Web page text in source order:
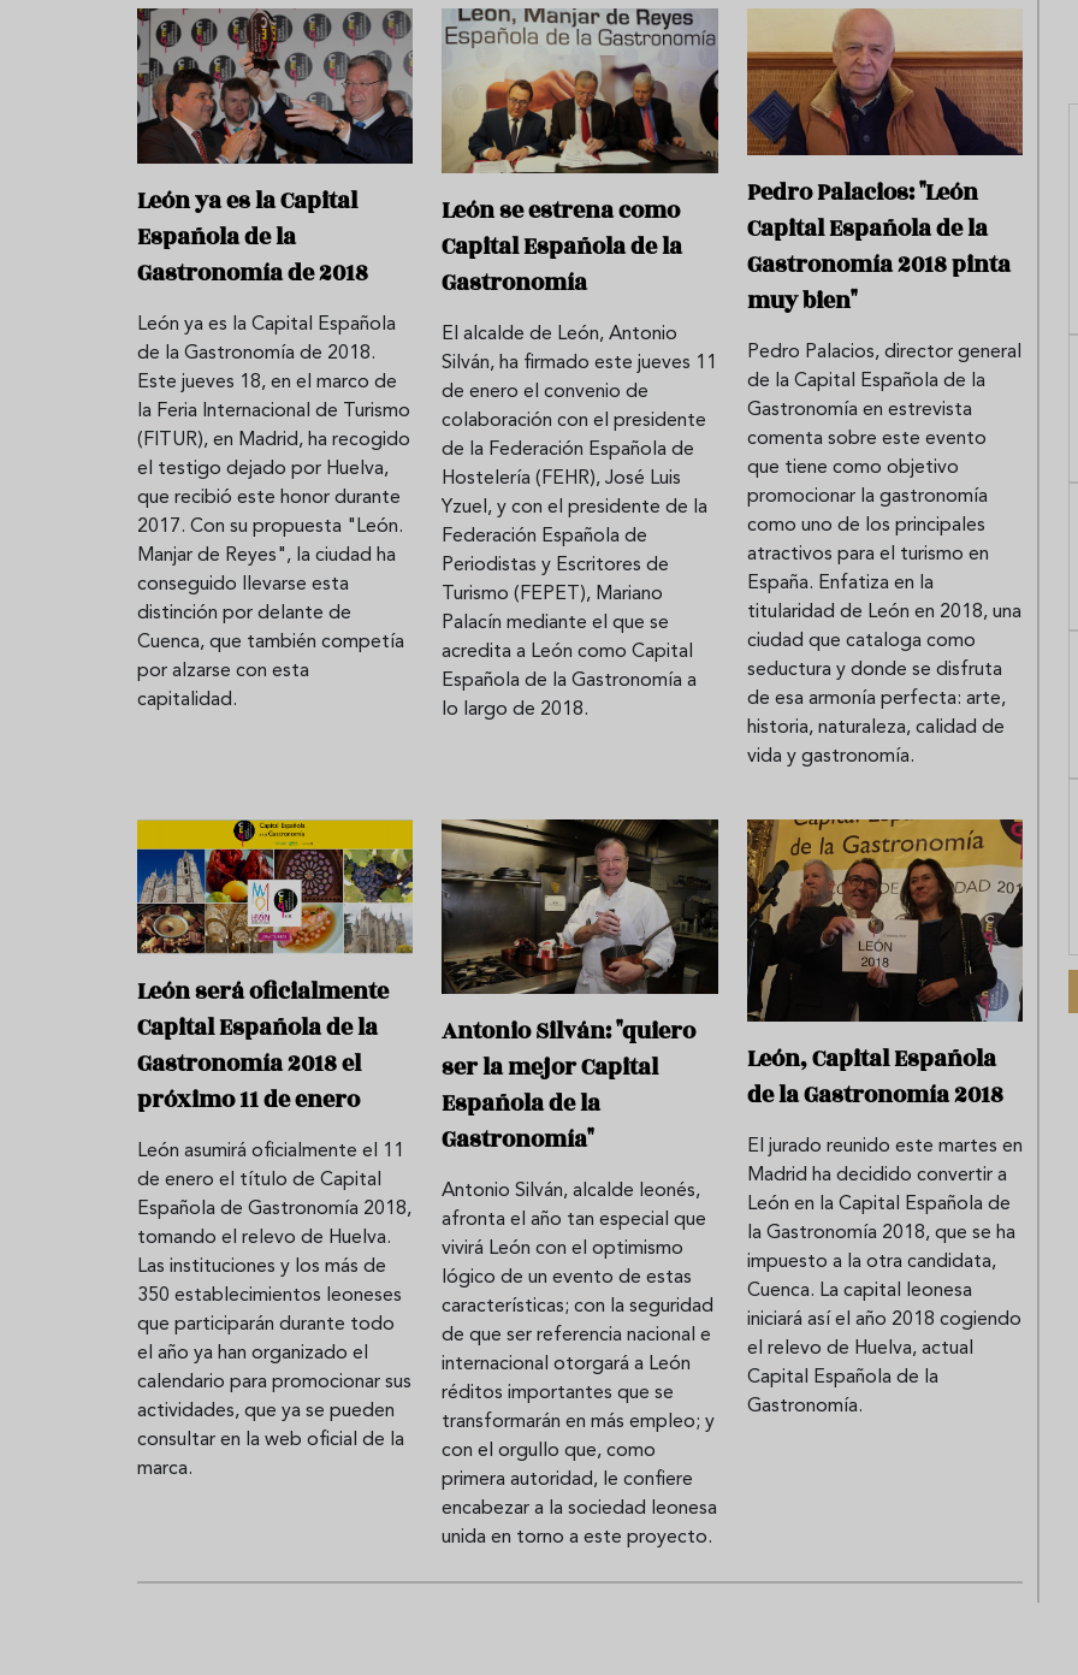
León ya es la Capital
Española de la
Gastronomía de 2018
León ya es la Capital Española
de la Gastronomía de 2018.
Este jueves 18, en el marco de
la Feria Internacional de Turismo
(FITUR), en Madrid, ha recogido
el testigo dejado por Huelva,
que recibió este honor durante
2017. Con su propuesta "León.
Manjar de Reyes", la ciudad ha
conseguido llevarse esta
distinción por delante de
Cuenca, que también competía
por alzarse con esta
capitalidad.
León se estrena como
Capital Española de la
Gastronomía
El alcalde de León, Antonio
Silván, ha firmado este jueves 11
de enero el convenio de
colaboración con el presidente
de la Federación Española de
Hostelería (FEHR), José Luis
Yzuel, y con el presidente de la
Federación Española de
Periodistas y Escritores de
Turismo (FEPET), Mariano
Palacín mediante el que se
acredita a León como Capital
Española de la Gastronomía a
lo largo de 2018.
Pedro Palacios: "León
Capital Española de la
Gastronomía 2018 pinta
muy bien"
Pedro Palacios, director general
de la Capital Española de la
Gastronomía en estrevista
comenta sobre este evento
que tiene como objetivo
promocionar la gastronomía
como uno de los principales
atractivos para el turismo en
España. Enfatiza en la
titularidad de León en 2018, una
ciudad que cataloga como
seductura y donde se disfruta
de esa armonía perfecta: arte,
historia, naturaleza, calidad de
vida y gastronomía.
León será oficialmente
Capital Española de la
Gastronomía 2018 el
próximo 11 de enero
León asumirá oficialmente el 11
de enero el título de Capital
Española de Gastronomía 2018,
tomando el relevo de Huelva.
Las instituciones y los más de
350 establecimientos leoneses
que participarán durante todo
el año ya han organizado el
calendario para promocionar sus
actividades, que ya se pueden
consultar en la web oficial de la
marca.
Antonio Silván: "quiero
ser la mejor Capital
Española de la
Gastronomía"
Antonio Silván, alcalde leonés,
afronta el año tan especial que
vivirá León con el optimismo
lógico de un evento de estas
características; con la seguridad
de que ser referencia nacional e
internacional otorgará a León
réditos importantes que se
transformarán en más empleo; y
con el orgullo que, como
primera autoridad, le confiere
encabezar a la sociedad leonesa
unida en torno a este proyecto.
León, Capital Española
de la Gastronomía 2018
El jurado reunido este martes en
Madrid ha decidido convertir a
León en la Capital Española de
la Gastronomía 2018, que se ha
impuesto a la otra candidata,
Cuenca. La capital leonesa
iniciará así el año 2018 cogiendo
el relevo de Huelva, actual
Capital Española de la
Gastronomía.